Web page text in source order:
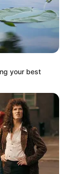
your best